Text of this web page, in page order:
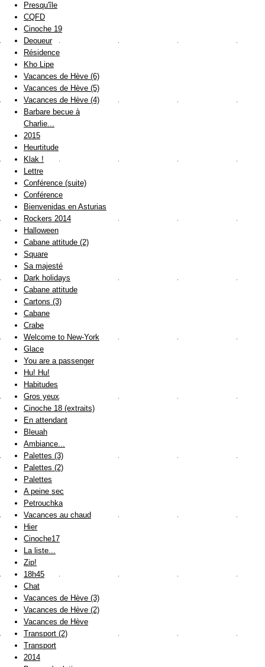
Presqu'île
CQFD
Cinoche 19
Deoueur
Résidence
Kho Lipe
Vacances de Hève (6)
Vacances de Hève (5)
Vacances de Hève (4)
Barbare becue à
Charlie...
2015
Heurtitude
Klak !
Lettre
Conférence (suite)
Conférence
Bienvenidas en Asturias
Rockers 2014
Halloween
Cabane attitude (2)
Square
Sa majesté
Dark holidays
Cabane attitude
Cartons (3)
Cabane
Crabe
Welcome to New-York
Glace
You are a passenger
Hu! Hu!
Habitudes
Gros yeux
Cinoche 18 (extraits)
En attendant
Bleuah
Ambiance...
Palettes (3)
Palettes (2)
Palettes
A peine sec
Petrouchka
Vacances au chaud
Hier
Cinoche17
La liste...
Zip!
18h45
Chat
Vacances de Hève (3)
Vacances de Hève (2)
Vacances de Hève
Transport (2)
Transport
2014